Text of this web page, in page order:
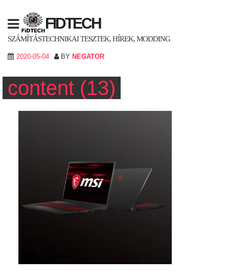
content
FIDTECH
SZÁMÍTÁSTECHNIKAI TESZTEK, HÍREK, MODDING
2020-05-04 BY NEGATOR
content (13)